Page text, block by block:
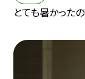
とても暑かった